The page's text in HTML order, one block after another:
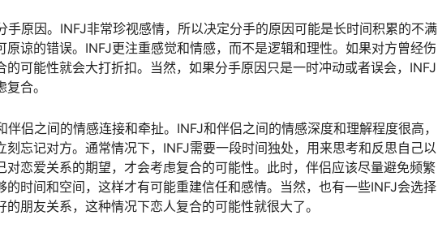
手原因。INFJ非常珍视感情，所以决定分手的原因可能是长时间积累的不满
原谅的错误。INFJ更注重感觉和情感，而不是逻辑和理性。如果对方曾经伤
的可能性就会大打折扣。当然，如果分手原因只是一时冲动或者误会，INFJ
合。
侣之间的情感连接和牵扯。INFJ和伴侣之间的情感深度和理解程度很高，
刻忘记对方。通常情况下，INFJ需要一段时间独处，用来思考和反思自己以
对恋爱关系的期望，才会考虑复合的可能性。此时，伴侣应该尽量避免频繁
的时间和空间，这样才有可能重建信任和感情。当然，也有一些INFJ会选择
朋友关系，这种情况下恋人复合的可能性就很大了。